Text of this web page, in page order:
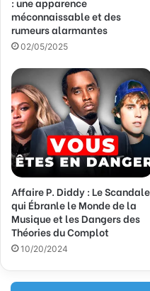
E
m
a
i
méconnaissable et des
rumeurs alarmantes
02/05/2025
Affaire P. Diddy : Le Scandale
qui Ébranle le Monde de la
Musique et les Dangers des
Théories du Complot
10/20/2024